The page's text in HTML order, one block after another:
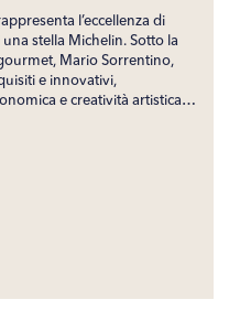
l’eccellenza di
stella Michelin. Sotto la
Mario Sorrentino,
e innovativi,
e creatività artistica.